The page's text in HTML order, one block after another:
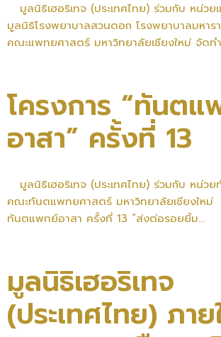
มูลนิธิเฮอริเทจ (ประเทศไทย) ร่วมกับ หน่ว
มูลนิธิโรงพยาบาลสวนดอก โรงพยาบาลมหาร
คณะแพทยศาสตร์ มหาวิทยาลัยเชียงใหม่ จัดทำ
โครงการ “ทันต
อาสา” ครั้งที่ 13
มูลนิธิเฮอริเทจ (ประเทศไทย) ร่วมกับ หน่ว
คณะทันตแพทยศาสตร์ มหาวิทยาลัยเชียงใหม่
ทันตแพทย์อาสา ครั้งที่ 13 “ส่งต่อรอยยิ้ม...
มูลนิธิเฮอริเทจ
(ประเทศไทย) ภา